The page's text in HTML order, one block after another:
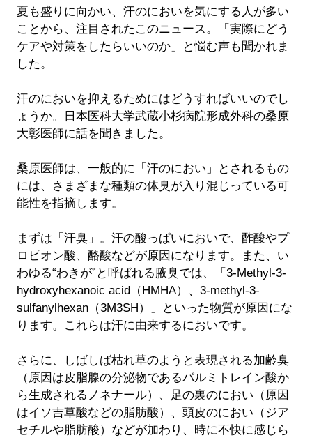
夏も盛りに向かい、汗のにおいを気にする人が多い
ことから、注目されたこのニュース。「実際にどう
ケアや対策をしたらいいのか」と悩む声も聞かれま
した。
汗のにおいを抑えるためにはどうすればいいのでし
ょうか。日本医科大学武蔵小杉病院形成外科の桑原
大彰医師に話を聞きました。
桑原医師は、一般的に「汗のにおい」とされるもの
には、さまざまな種類の体臭が入り混じっている可
能性を指摘します。
まずは「汗臭」。汗の酸っぱいにおいで、酢酸やプ
ロピオン酸、酪酸などが原因になります。また、い
わゆる“わきが”と呼ばれる腋臭では、「3-Methyl-3-
hydroxyhexanoic acid（HMHA）、3-methyl-3-
sulfanylhexan（3M3SH）」といった物質が原因にな
ります。これらは汗に由来するにおいです。
さらに、しばしば枯れ草のようと表現される加齢臭
（原因は皮脂腺の分泌物であるパルミトレイン酸か
ら生成されるノネナール）、足の裏のにおい（原因
はイソ吉草酸などの脂肪酸）、頭皮のにおい（ジア
セチルや脂肪酸）などが加わり、時に不快に感じら